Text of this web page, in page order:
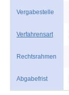
Vergabestelle
Verfahrensart
Rechtsrahmen
Abgabefrist